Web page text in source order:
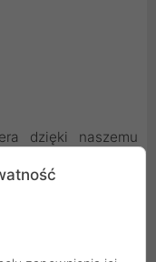
dzięki naszemu
design pozwala
krasie, sprawiając,
gamingowego